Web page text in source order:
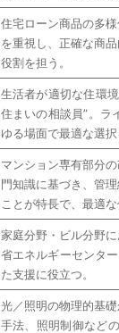
住宅ローン商品の多
を重視し、正確な商
役割を担う。
生活者が適切な住環
住まいの相談員”。ラ
ゆる場面で最適な選択
マンション専有部分
門知識に基づき、管
ことが特長で、最適
家庭分野・ビル分野
省エネルギーセンタ
た支援に役立つ。
光／照明の物理的基
手法、照明制御など